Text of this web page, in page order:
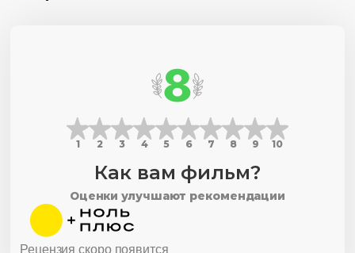
8
1 2 3 4 5 6 7 8 9 10
Как вам фильм?
Оценки улучшают рекомендации
Рецензия скоро появится